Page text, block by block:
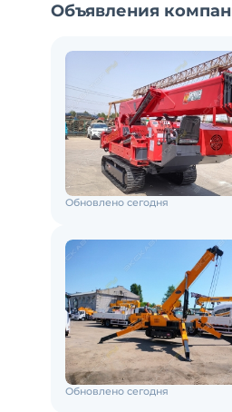
Объявления
Обновлено сегодня
Обновлено сегодня